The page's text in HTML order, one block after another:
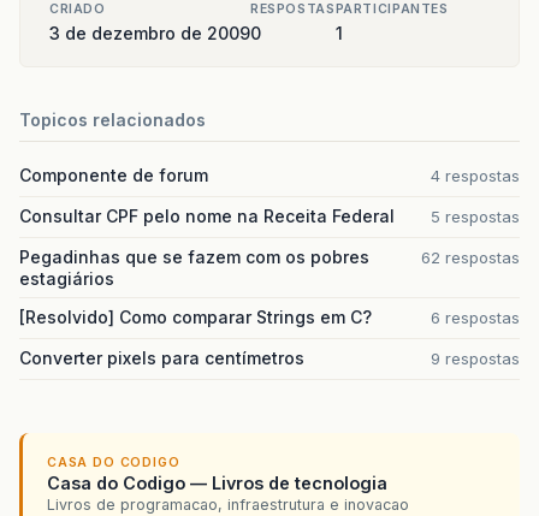
CRIADO
3 de dezembro de 2009
RESPOSTAS
0
PARTICIPANTES
1
Topicos relacionados
Componente de forum 4 respostas
Consultar CPF pelo nome na Receita Federal 5 respostas
Pegadinhas que se fazem com os pobres
estagiários
62 respostas
[Resolvido] Como comparar Strings em C? 6 respostas
Converter pixels para centímetros 9 respostas
CASA DO CODIGO
Casa do Codigo — Livros de tecnologia
Livros de programacao, infraestrutura e inovacao